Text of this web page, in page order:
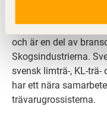
Svenskt Trä
och är en del av
Skogsindustrierna.
svensk limträ-, KL-
har ett nära
trävarugrossisterna.